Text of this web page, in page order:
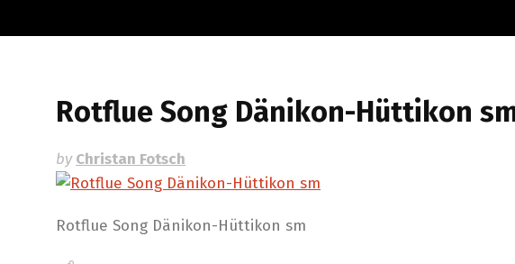
Rotflue Song Dänikon-Hüttikon
byChristan Fotsch
Rotflue Song Dänikon-Hüttikon sm